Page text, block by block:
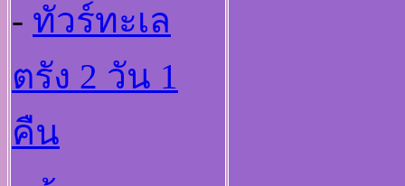
- ทัวร์ทะเล
ตรัง 2 วัน 1
คืน